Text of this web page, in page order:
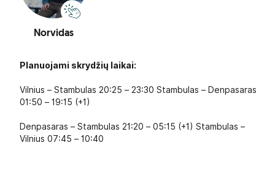
Norvidas
Planuojami skrydžių laikai:
Vilnius – Stambulas 20:25 – 23:30 Stambulas – Denpasaras
01:50 – 19:15 (+1)
Denpasaras – Stambulas 21:20 – 05:15 (+1) Stambulas –
Vilnius 07:45 – 10:40